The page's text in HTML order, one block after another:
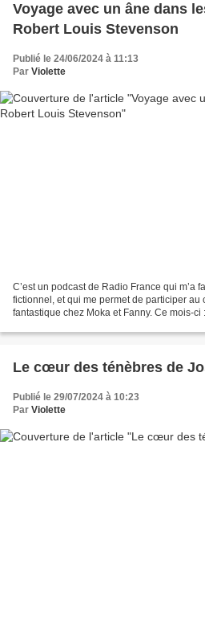
Voyage avec un âne dans
Robert Louis Stevenson
Publié le 24/06/2024 à 11:13
Par Violette
C’est un podcast de Radio France qui m’a
fictionnel, et qui me permet de participer au
fantastique chez Moka et Fanny. Ce mois-ci
Le cœur des ténèbres de
Publié le 29/07/2024 à 10:23
Par Violette